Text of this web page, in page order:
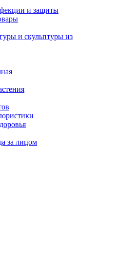
и защиты
и скульптуры из
за лицом